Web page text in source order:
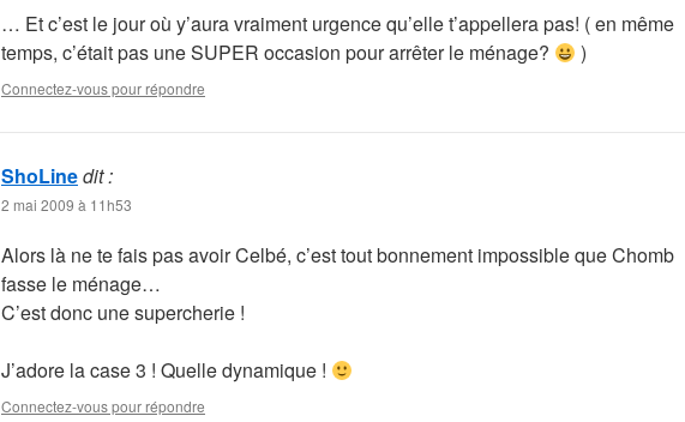
… Et c’est le jour où y’aura vraiment urgence qu’elle t’appellera pas! ( en même
temps, c’était pas une SUPER occasion pour arrêter le ménage?
)
Connectez-vous pour répondre
ShoLinedit :
2 mai 2009 à 11h53
Alors là ne te fais pas avoir Celbé, c’est tout bonnement impossible que Chomb
fasse le ménage…
C’est donc une supercherie !
J’adore la case 3 ! Quelle dynamique !
Connectez-vous pour répondre